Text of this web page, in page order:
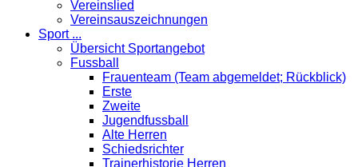
Vereinslied
Vereinsauszeichnungen
Sport ...
Übersicht Sportangebot
Fussball
Frauenteam (Team abgemeldet; Rückblick)
Erste
Zweite
Jugendfussball
Alte Herren
Schiedsrichter
Trainerhistorie Herren